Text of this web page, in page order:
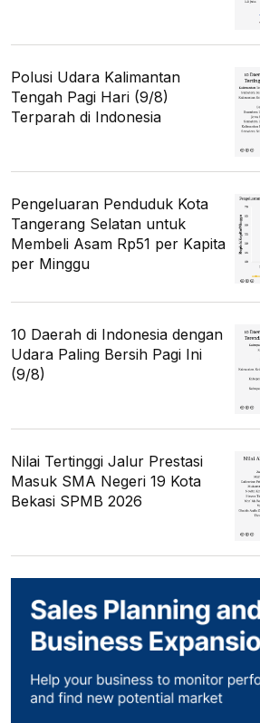
Polusi Udara Kalimantan
Tengah Pagi Hari (9/8)
Terparah di Indonesia
Pengeluaran Penduduk Kota
Tangerang Selatan untuk
Membeli Asam Rp51 per Kapita
per Minggu
10 Daerah di Indonesia dengan
Udara Paling Bersih Pagi Ini
(9/8)
Nilai Tertinggi Jalur Prestasi
Masuk SMA Negeri 19 Kota
Bekasi SPMB 2026